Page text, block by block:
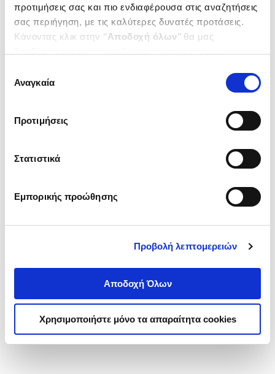
προτιμήσεις σας και πιο ενδιαφέρουσα στις αναζητήσεις
σας περιήγηση, με τις καλύτερες δυνατές προτάσεις.
Κάνοντας κλικ στην ‘’Αποδοχή όλων’’ θα μας
ενδιαφέρουν και να επιλέξετε από τα παρακάτω με την
΄΄και να ενημερωθείτε σχετικά με
συγκατάθεσης
Αναγκαία
Προτιμήσεις
Στατιστικά
Εμπορικής προώθησης
Προβολή λεπτομερειών
Αποδοχή Όλων
Χρησιμοποιήστε μόνο τα απαραίτητα cookies